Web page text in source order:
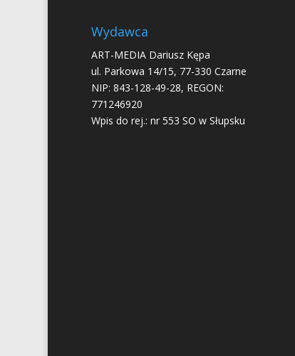
Wydawca
ART-MEDIA Dariusz Kępa
ul. Parkowa 14/15, 77-330 Czarne
NIP: 843-128-49-28, REGON:
771246920
Wpis do rej.: nr 553 SO w Słupsku